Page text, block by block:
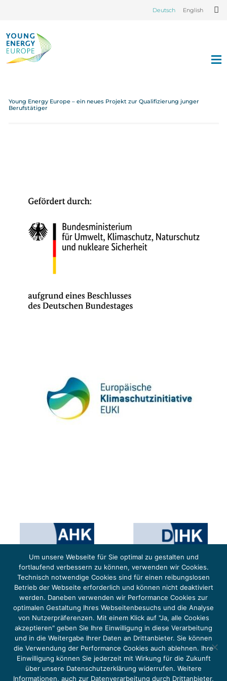
Deutsch English
Young Energy Europe – ein neues Projekt zur Qualifizierung junger
Berufstätiger
Das Projekt YOUNG ENERGY EUROPE wird gefördert durch die Europäische Klimaschutzinitiative (EUKI).
Die EUKI ist ein Förderinstrument des deutschen Bundesministeriums für Umwelt, Klimaschutz,
Naturschutz und nukleare Sicherheit (BMUKN). Übergeordnetes Ziel der EUKI ist eine Intensivierung des
grenzüberschreitenden Dialogs sowie des Wissens- und Erfahrungsaustauschs in der Europäischen Union,
um gemeinsam die Umsetzung des Paris Abkommens voranzutreiben.
Um unsere Webseite für Sie optimal zu gestalten und
fortlaufend verbessern zu können, verwenden wir Cookies.
Technisch notwendige Cookies sind für einen reibungslosen
Betrieb der Webseite erforderlich und können nicht deaktiviert
werden. Daneben verwenden wir Performance Cookies zur
optimalen Gestaltung Ihres Webseitenbesuchs und die Analyse
von Nutzerpräferenzen. Mit einem Klick auf "Ja, alle Cookies
akzeptieren" geben Sie Ihre Einwilligung in diese Verarbeitung
und in die Weitergabe Ihrer Daten an Drittanbieter. Sie können
die Verwendung der Performance Cookies auch ablehnen. Ihre
Einwilligung können Sie jederzeit mit Wirkung für die Zukunft
über unsere Datenschutzerklärung widerrufen. Weitere
Informationen, auch zur Datenverarbeitung durch Drittanbieter,